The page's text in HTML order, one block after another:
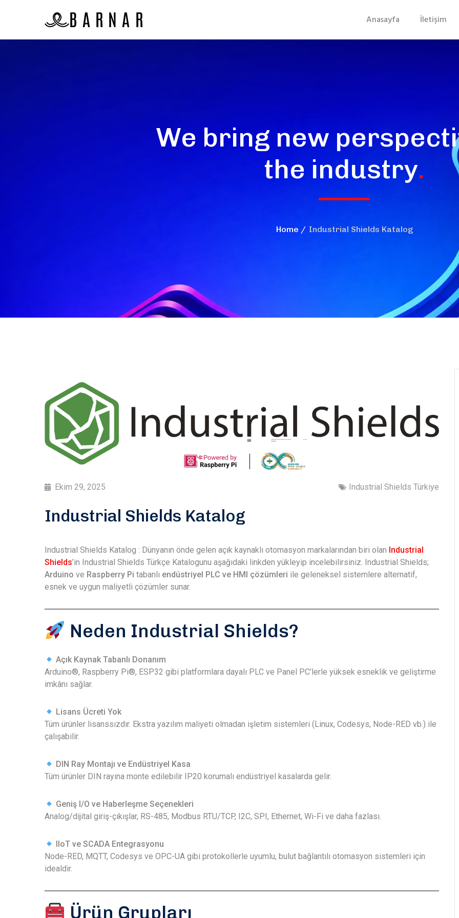
Anasayfa İletişim
We bring new
the industry.
Home Industrial Shields Katalog
Ekim 29, 2025 Industrial Shields Türkiye
Industrial Shields Katalog
Industrial Shields Katalog : Dünyanın önde gelen açık kaynaklı otomasyon markalarından biri olan Industrial
Shields’in Industrial Shields Türkçe Katalogunu aşağıdaki linkden yükleyip incelebilirsiniz. Industrial Shields;
Arduino ve Raspberry Pi tabanlı endüstriyel PLC ve HMI çözümleri ile geleneksel sistemlere alternatif,
esnek ve uygun maliyetli çözümler sunar.
Neden Industrial Shields?
Açık Kaynak Tabanlı Donanım
Arduino®, Raspberry Pi®, ESP32 gibi platformlara dayalı PLC ve Panel PC’lerle yüksek esneklik ve geliştirme
imkânı sağlar.
Lisans Ücreti Yok
Tüm ürünler lisanssızdır. Ekstra yazılım maliyeti olmadan işletim sistemleri (Linux, Codesys, Node-RED vb.) ile
çalışabilir.
DIN Ray Montajı ve Endüstriyel Kasa
Tüm ürünler DIN rayına monte edilebilir IP20 korumalı endüstriyel kasalarda gelir.
Geniş I/O ve Haberleşme Seçenekleri
Analog/dijital giriş-çıkışlar, RS-485, Modbus RTU/TCP, I2C, SPI, Ethernet, Wi-Fi ve daha fazlası.
IIoT ve SCADA Entegrasyonu
Node-RED, MQTT, Codesys ve OPC-UA gibi protokollerle uyumlu, bulut bağlantılı otomasyon sistemleri için
idealdir.
Ürün Grupları